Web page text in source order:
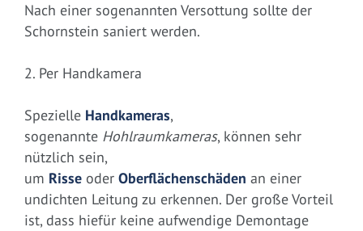
Nach einer sogenannten Versottung sollte der
Schornstein saniert werden.
2. Per Handkamera
Spezielle Handkameras,
sogenannte Hohlraumkameras, können sehr
nützlich sein,
um Risse oder Oberflächenschäden an einer
undichten Leitung zu erkennen. Der große Vorteil
ist, dass hiefür keine aufwendige Demontage